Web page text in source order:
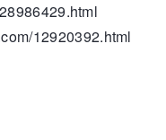
12920392.html